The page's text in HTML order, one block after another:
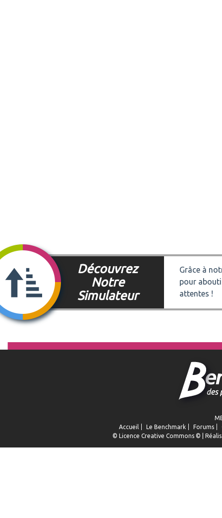
Découvrez
Notre
Simulateur
Grâce à
pour
attentes !
Accueil
Le Benchmark Forums
© Licence Creative Commons © |